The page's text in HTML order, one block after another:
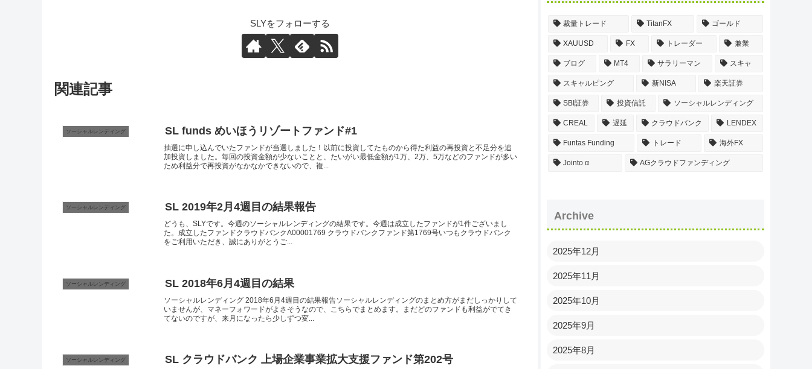
SLYをフォローする
関連記事
ソーシャルレンディング SL funds めいほうリゾートファンド#1
抽選に申し込んでいたファンドが当選しました！以前に投資してたものから得た利益の再投資と不足分を追
加投資しました。毎回の投資金額が少ないことと、たいがい最低金額が1万、2万、5万などのファンドが多い
ため利益分で再投資がなかなかできないので、複...
ソーシャルレンディング SL 2019年2月4週目の結果報告
どうも、SLYです。今週のソーシャルレンディングの結果です。今週は成立したファンドが1件ございまし
た。成立したファンドクラウドバンクA00001769 クラウドバンクファンド第1769号いつもクラウドバンク
をご利用いただき、誠にありがとうご...
ソーシャルレンディング SL 2018年6月4週目の結果
ソーシャルレンディング 2018年6月4週目の結果報告ソーシャルレンディングのまとめ方がまだしっかりして
いませんが、マネーフォワードがよさそうなので、こちらでまとめます。まだどのファンドも利益がでてき
てないのですが、来月になったら少しずつ変...
ソーシャルレンディング SL クラウドバンク 上場企業事業拡大支援ファンド第202号
裁量トレード TitanFX ゴールド
XAUUSD FX トレーダー 兼業
ブログ MT4 サラリーマン スキャ
スキャルピング 新NISA 楽天証券
SBI証券 投資信託 ソーシャルレンディング
CREAL 遅延 クラウドバンク LENDEX
Funtas Funding トレード 海外FX
Jointo α AGクラウドファンディング
Archive
2025年12月
2025年11月
2025年10月
2025年9月
2025年8月